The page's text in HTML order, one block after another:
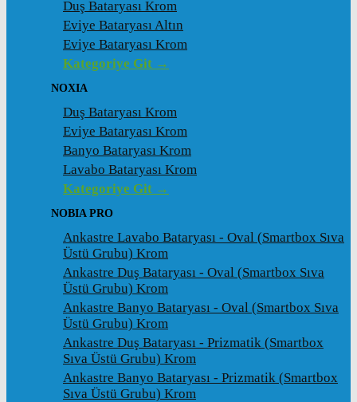
Duş Bataryası Krom
Eviye Bataryası Altın
Eviye Bataryası Krom
Kategoriye Git →
NOXIA
Duş Bataryası Krom
Eviye Bataryası Krom
Banyo Bataryası Krom
Lavabo Bataryası Krom
Kategoriye Git →
NOBIA PRO
Ankastre Lavabo Bataryası - Oval (Smartbox Sıva
Üstü Grubu) Krom
Ankastre Duş Bataryası - Oval (Smartbox Sıva
Üstü Grubu) Krom
Ankastre Banyo Bataryası - Oval (Smartbox Sıva
Üstü Grubu) Krom
Ankastre Duş Bataryası - Prizmatik (Smartbox
Sıva Üstü Grubu) Krom
Ankastre Banyo Bataryası - Prizmatik (Smartbox
Sıva Üstü Grubu) Krom